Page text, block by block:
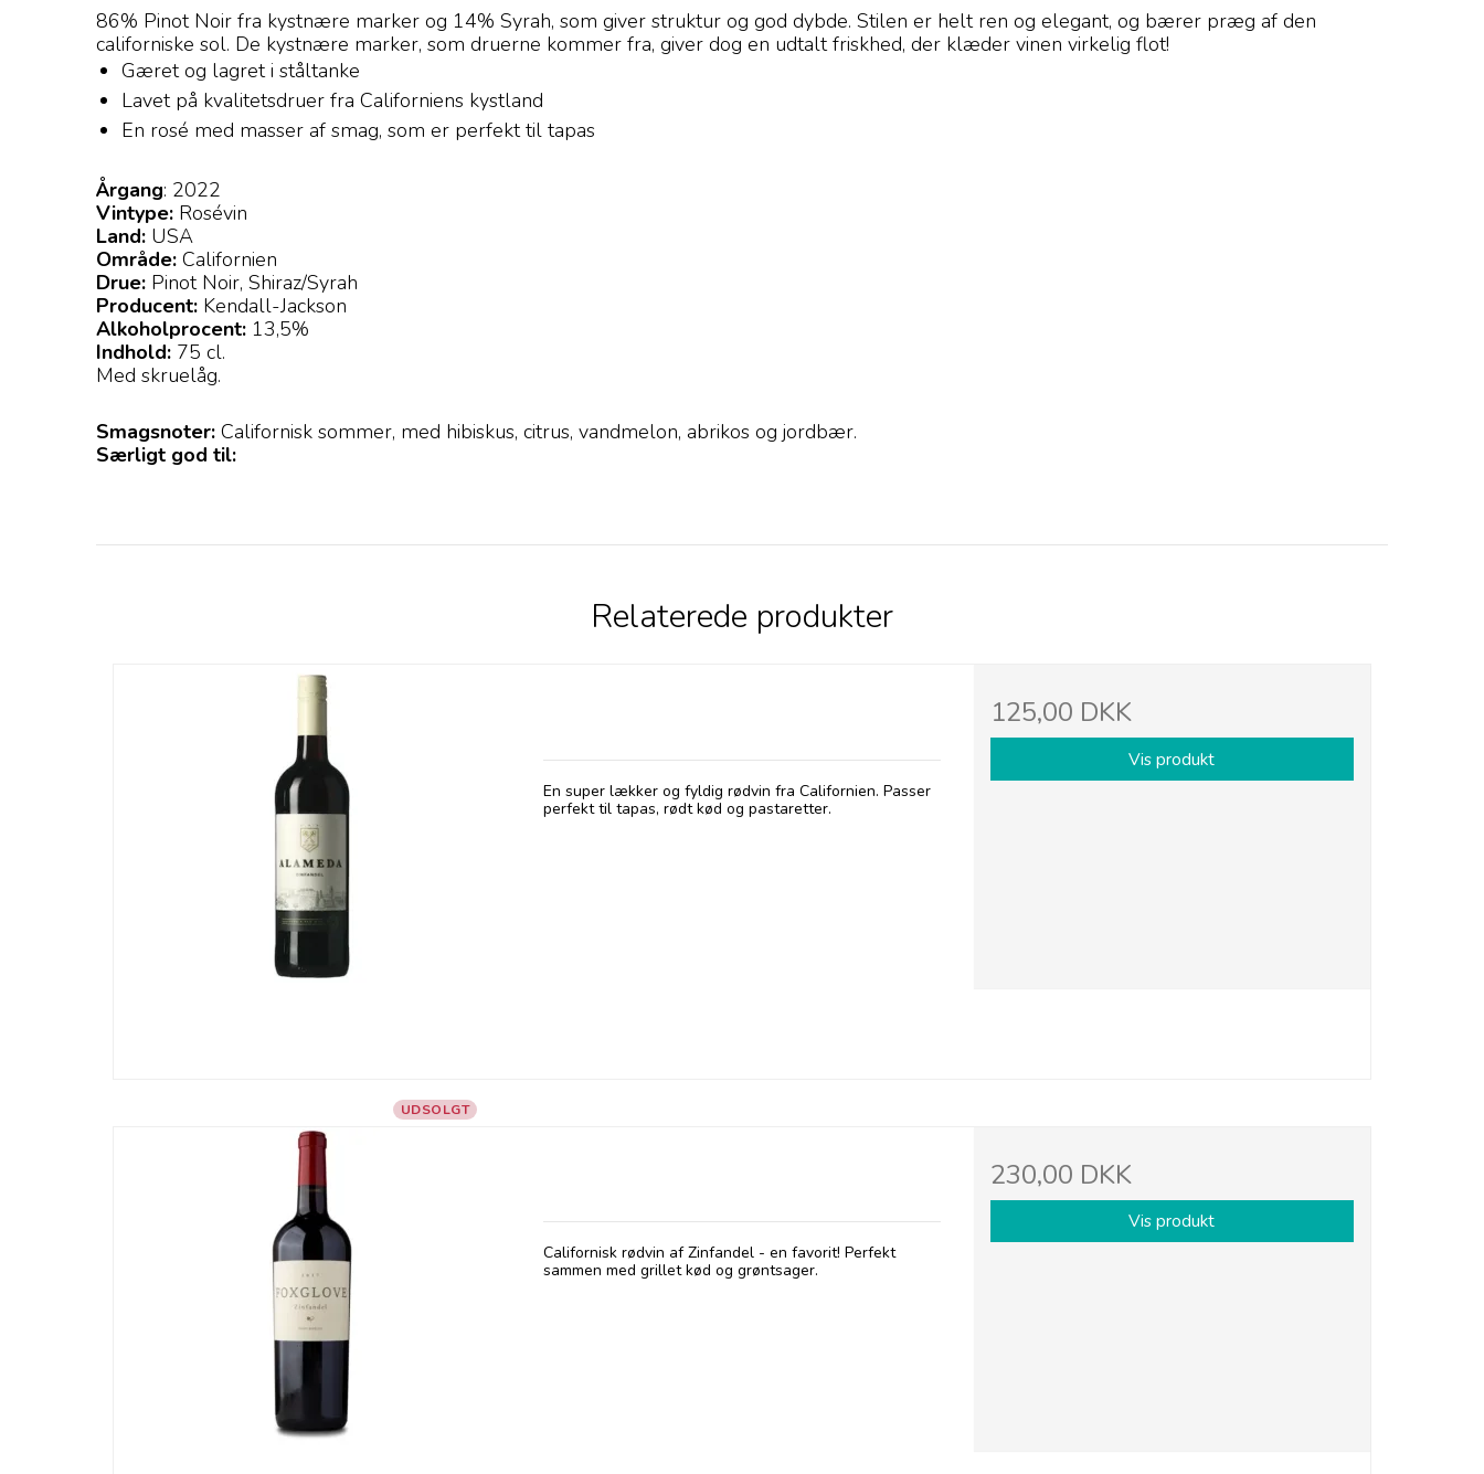
86% Pinot Noir fra kystnære marker og 14% Syrah, som giver struktur og god dybde. Stilen er helt ren og elegant, og bærer præg af den
californiske sol. De kystnære marker, som druerne kommer fra, giver dog en udtalt friskhed, der klæder vinen virkelig flot!
Gæret og lagret i ståltanke
Lavet på kvalitetsdruer fra Californiens kystland
En rosé med masser af smag, som er perfekt til tapas
Årgang: 2022
Vintype: Rosévin
Land: USA
Område: Californien
Drue: Pinot Noir, Shiraz/Syrah
Producent: Kendall-Jackson
Alkoholprocent: 13,5%
Indhold: 75 cl.
Med skruelåg.
Smagsnoter: Californisk sommer, med hibiskus, citrus, vandmelon, abrikos og jordbær.
Særligt god til:
Relaterede produkter
En super lækker og fyldig rødvin fra Californien. Passer
perfekt til tapas, rødt kød og pastaretter.
125,00 DKK
Vis produkt
UDSOLGT
Californisk rødvin af Zinfandel - en favorit! Perfekt
sammen med grillet kød og grøntsager.
230,00 DKK
Vis produkt